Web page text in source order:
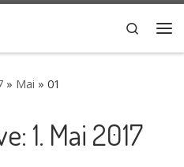
Search
» Mai » 01
1. Mai 2017